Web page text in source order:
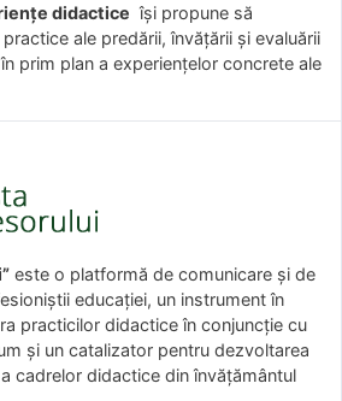
didactice îşi propune să
ale predării, învăţării şi evaluării
prim plan a experienţelor concrete ale
este o platformă de comunicare și de
educației, un instrument în
practicilor didactice în conjuncție cu
și un catalizator pentru dezvoltarea
cadrelor didactice din învățământul